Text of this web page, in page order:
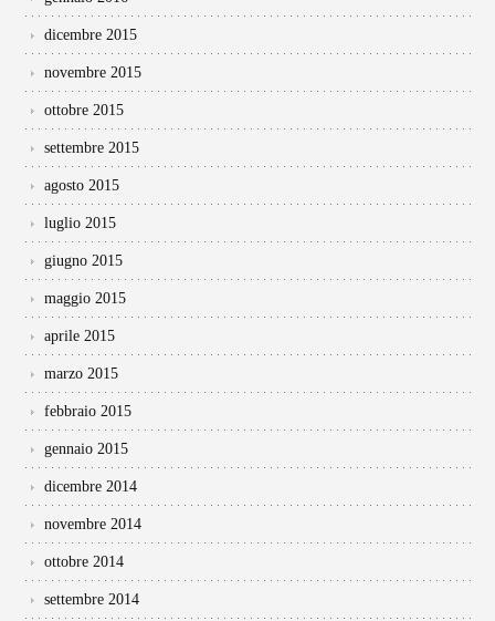
dicembre 2015
novembre 2015
ottobre 2015
settembre 2015
agosto 2015
luglio 2015
giugno 2015
maggio 2015
aprile 2015
marzo 2015
febbraio 2015
gennaio 2015
dicembre 2014
novembre 2014
ottobre 2014
settembre 2014